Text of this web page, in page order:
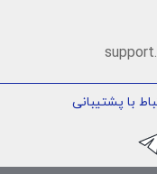
با پشتیبانی